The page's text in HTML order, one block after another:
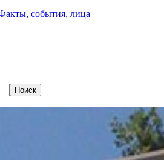
события, лица